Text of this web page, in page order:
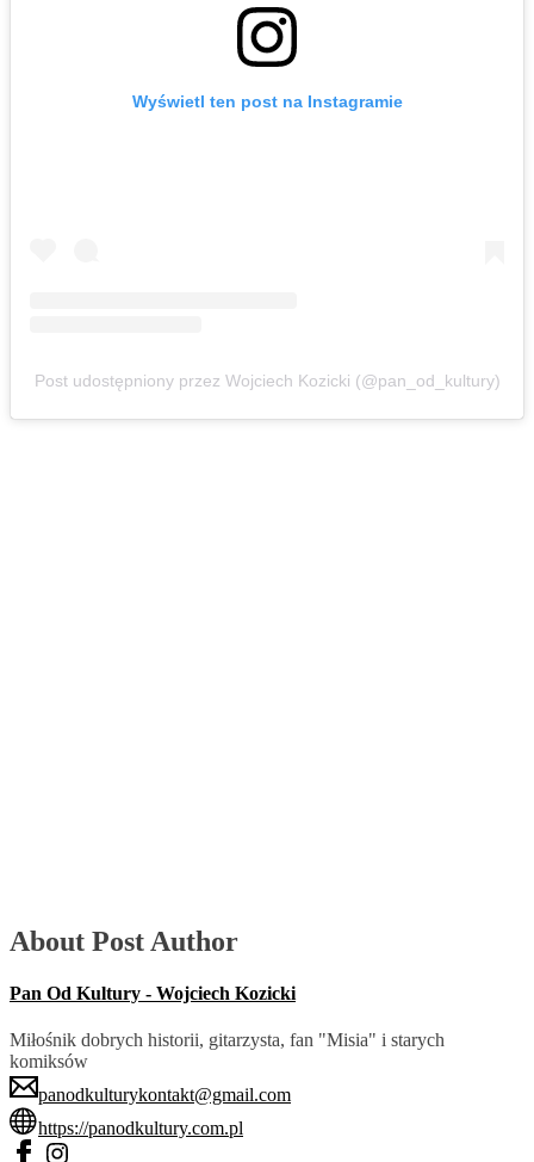
Wyświetl ten post na Instagramie
Post udostępniony przez Wojciech Kozicki (@pan_od_kultury)
About Post Author
Pan Od Kultury - Wojciech Kozicki
Miłośnik dobrych historii, gitarzysta, fan "Misia" i starych
komiksów
panodkulturykontakt@gmail.com
https://panodkultury.com.pl